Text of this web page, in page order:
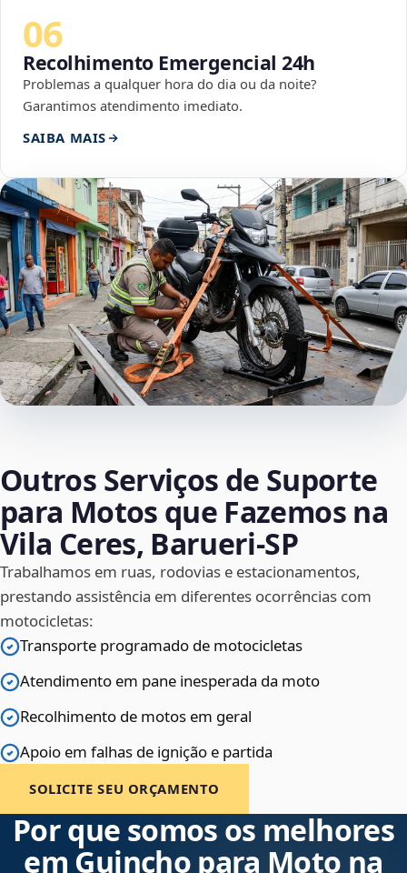
06
Recolhimento Emergencial 24h
Problemas a qualquer hora do dia ou da noite?
Garantimos atendimento imediato.
SAIBA MAIS
Outros Serviços de Suporte
para Motos que Fazemos na
Vila Ceres, Barueri‑SP
Trabalhamos em ruas, rodovias e estacionamentos,
prestando assistência em diferentes ocorrências com
motocicletas:
Transporte programado de motocicletas
Atendimento em pane inesperada da moto
Recolhimento de motos em geral
Apoio em falhas de ignição e partida
SOLICITE SEU ORÇAMENTO
Por que somos os melhores
em Guincho para Moto na